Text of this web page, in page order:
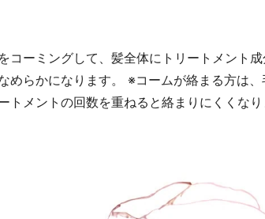
コーミングして、髪全体にトリートメント
めらかになります。 ※コームが絡まる方は
トメントの回数を重ねると絡まりにくくなり